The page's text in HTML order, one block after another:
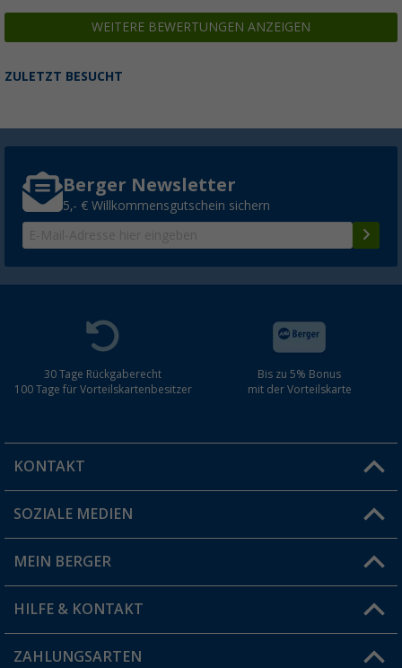
WEITERE BEWERTUNGEN ANZEIGEN
ZULETZT BESUCHT
Berger Newsletter
5,- € Willkommensgutschein sichern
30 Tage Rückgaberecht
100 Tage für Vorteilskartenbesitzer
Bis zu 5% Bonus
mit der Vorteilskarte
KONTAKT
Du hast eine Frage?
Filiale finden
SOZIALE MEDIEN
MEIN BERGER
Vorteilskarte
Blog
HILFE & KONTAKT
FAQ & Kontakt
ZAHLUNGSARTEN